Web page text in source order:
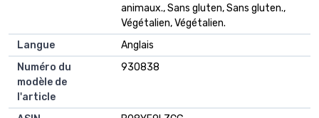
animaux., Sans gluten, Sans gluten.,
Végétalien, Végétalien.
Langue
‎Anglais
Numéro du
modèle de
l'article
‎930838